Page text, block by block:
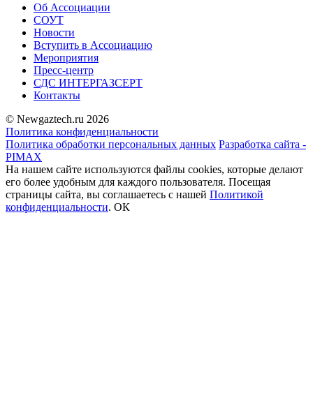
Об Ассоциации
СОУТ
Новости
Вступить в Ассоциацию
Мероприятия
Пресс-центр
СДС ИНТЕРГАЗСЕРТ
Контакты
© Newgaztech.ru 2026
Политика конфиденциальности
Политика обработки персональных данных Разработка сайта -
PIMAX
На нашем сайте используются файлы cookies, которые делают
его более удобным для каждого пользователя. Посещая
страницы сайта, вы соглашаетесь c нашей Политикой
конфиденциальности. ОК